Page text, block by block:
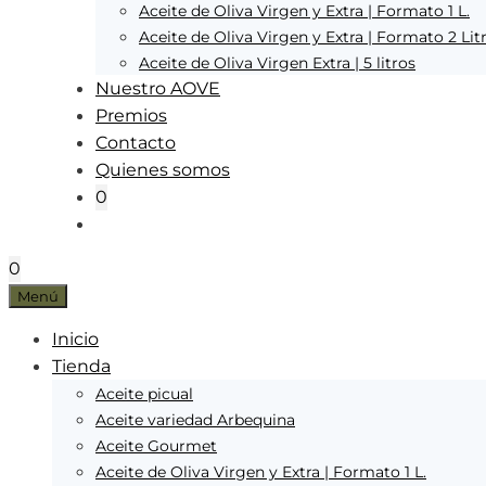
Aceite de Oliva Virgen y Extra | Formato 1 L.
Aceite de Oliva Virgen y Extra | Formato 2
Aceite de Oliva Virgen Extra | 5 litros
Nuestro AOVE
Premios
Contacto
Quienes somos
0
0
Menú
Inicio
Tienda
Aceite picual
Aceite variedad Arbequina
Aceite Gourmet
Aceite de Oliva Virgen y Extra | Formato 1 L.